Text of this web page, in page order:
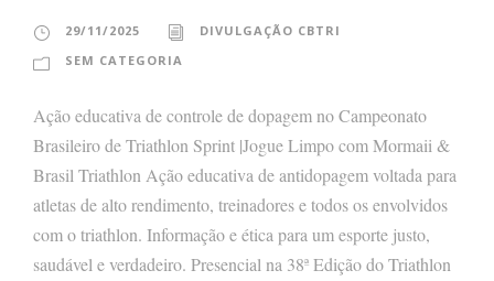
29/11/2025
DIVULGAÇÃO CBTRI
SEM CATEGORIA
Ação educativa de controle de dopagem no Campeonato
Brasileiro de Triathlon Sprint |Jogue Limpo com Mormaii &
Brasil Triathlon Ação educativa de antidopagem voltada para
atletas de alto rendimento, treinadores e todos os envolvidos
com o triathlon. Informação e ética para um esporte justo,
saudável e verdadeiro. Presencial na 38ª Edição do Triathlon